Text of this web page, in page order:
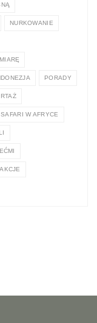
NURKOWANIE
PORADY
SAFARI W AFRYCE